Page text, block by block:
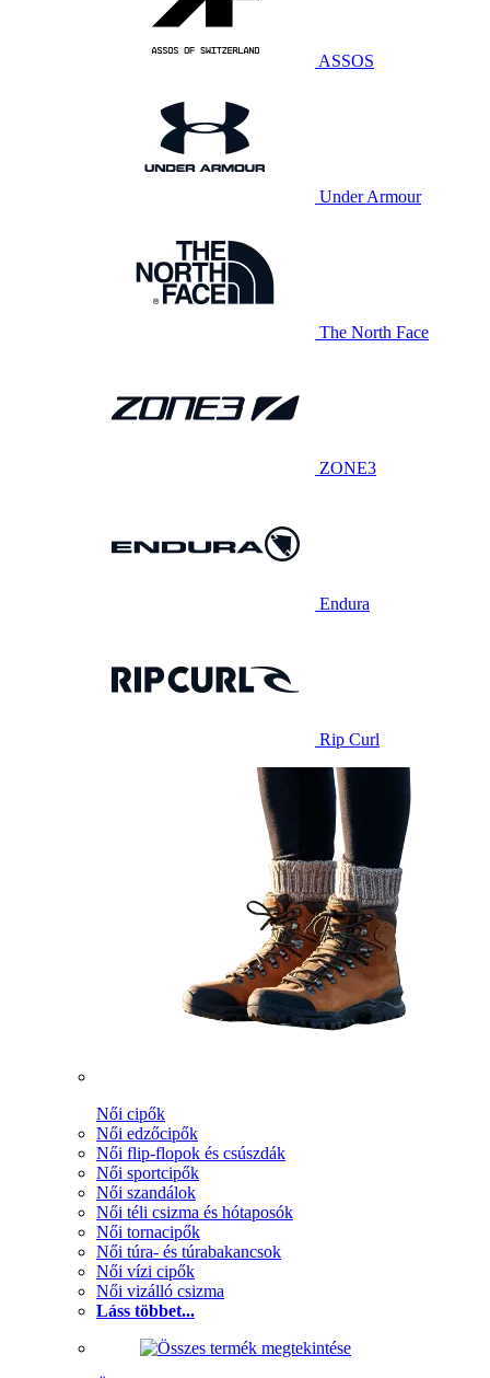
ASSOS
Under Armour
The North Face
ZONE3
Endura
Rip Curl
Női cipők
Női edzőcipők
Női flip-flopok és csúszdák
Női sportcipők
Női szandálok
Női téli csizma és hótaposók
Női tornacipők
Női túra- és túrabakancsok
Női vízi cipők
Női vizálló csizma
Láss többet...